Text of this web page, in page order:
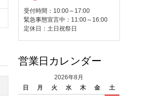
受付時間：10:00～17:00
緊急事態宣言中：11:00～16:00
定休日：土日祝祭日
営業日カレンダー
2026年8月
日
月 火 水 木 金
土